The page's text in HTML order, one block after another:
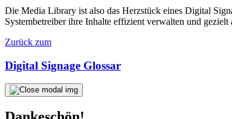
Die Media Library ist also das Herzstück eines Digital
Systembetreiber ihre Inhalte effizient verwalten und
Zurück zum
Digital Signage Glossar